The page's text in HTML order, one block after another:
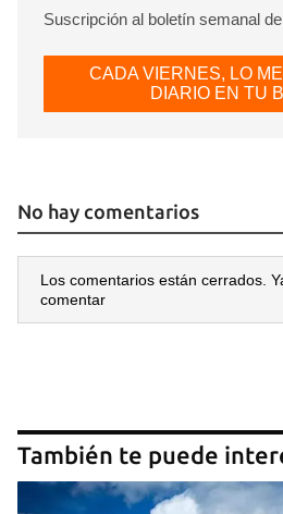
Suscripción al boletín semanal de
CADA VIERNES, LO
DIARIO EN TU
No hay comentarios
Los comentarios están cerrados.
comentar
También te puede